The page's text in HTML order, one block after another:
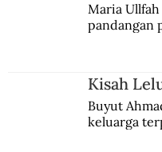
Maria
pandangan
Kisah
Buyut
keluarga